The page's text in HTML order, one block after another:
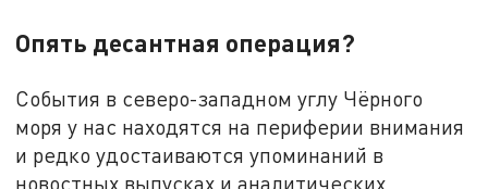
Опять десантная операция?
События в северо-западном углу Чёрного
моря у нас находятся на периферии внимания
и редко удостаиваются упоминаний в
новостных выпусках и аналитических